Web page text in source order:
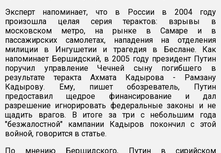
Эксперт напоминает, что в России в 2004 году
произошла целая серия терактов: взрывы в
московском метро, на рынке в Самаре и в
пассажирских самолетах, нападения на отделения
милиции в Ингушетии и трагедия в Беслане. Как
напоминает Бершидский, в 2005 году президент Путин
поручил управление Чечней сыну погибшего в
результате теракта Ахмата Кадырова - Рамзану
Кадырову. Ему, пишет обозреватель, Путин
предоставил щедрое финансирование и дал
разрешение игнорировать федеральные законы и не
щадить врагов. В итоге за три с небольшим года
"безжалостной" кампании Кадыров покончил с этой
войной, говорится в статье.
По мнению Бершидского, Путин в сирийском